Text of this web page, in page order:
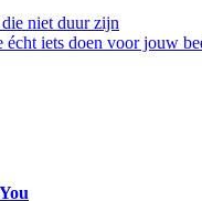
niet duur zijn
écht iets doen voor jouw